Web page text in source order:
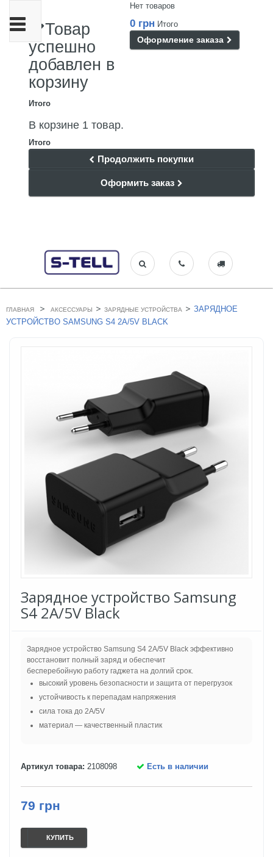
Нет товаров
0 грн Итого
Оформление заказа
Товар
успешно
добавлен в
корзину
Итого
В корзине 1 товар.
Итого
Продолжить покупки
Оформить заказ
Переключить
навигации
ГЛАВНАЯ > АКСЕССУАРЫ > ЗАРЯДНЫЕ УСТРОЙСТВА > ЗАРЯДНОЕ
УСТРОЙСТВО SAMSUNG S4 2A/5V BLACK
Зарядное устройство Samsung
S4 2A/5V Black
Зарядное устройство Samsung S4 2A/5V Black эффективно
восстановит полный заряд и обеспечит
бесперебойную работу гаджета на долгий срок.
высокий уровень безопасности и защита от перегрузок
устойчивость к перепадам напряжения
сила тока до 2A/5V
материал — качественный пластик
Артикул товара: 2108098 Есть в наличии
79 грн
КУПИТЬ